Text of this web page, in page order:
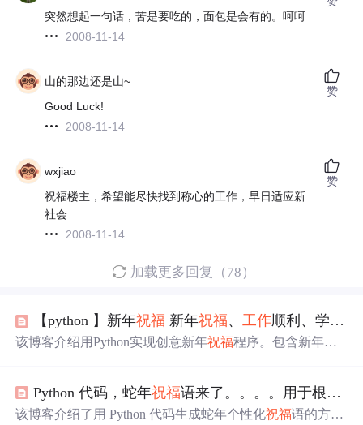
突然想起一句话，苦是要吃的，面包是会有的。呵呵
2008-11-14
山的那边还是山~
Good Luck!
2008-11-14
赞
wxjiao
祝福楼主，希望能尽快找到称心的工作，早日适应新
社会
2008-11-14
赞
加载更多回复（78）
【python 】新年祝福 新年祝福、工作顺利、学习进步等多条
该博客介绍用Python实现创意新年祝福程序。包含新年、
动态渐变颜色、3D心形旋转、音乐伴奏、保存
祝福语到文
件等功能。
Python 代码，蛇年祝福语来了。。。。用于根据不同的人群（学生、长辈、领导、朋友、老婆、老公、同事）生成蛇年的个性化
该博客介绍了用 Python 代码生成蛇年个性化祝福语的方